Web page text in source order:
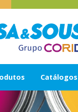
Catálogos